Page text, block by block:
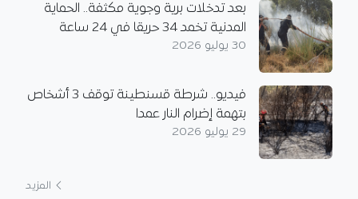
بعد تدخلات برية وجوية مكثفة.. الحماية
المدنية تخمد 34 حريقا في 24 ساعة
30 يوليو 2026
فيديو.. شرطة قسنطينة توقف 3 أشخاص
بتهمة إضرام النار عمدا
29 يوليو 2026
المزيد